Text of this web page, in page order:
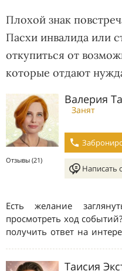
Плохой знак
Пасхи инвалида или
откупиться от
которые отдают